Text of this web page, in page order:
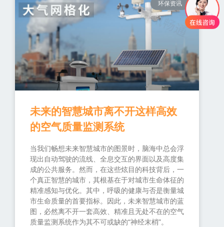
环保资讯
未来的智慧城市离不开这样高效
的空气质量监测系统
当我们畅想未来智慧城市的图景时，脑海中总会浮
现出自动驾驶的流线、全息交互的界面以及高度集
成的公共服务。然而，在这些炫目的科技背后，一
个真正智慧的城市，其根基在于对城市生命体征的
精准感知与优化。其中，呼吸的健康与否是衡量城
市生命质量的首要指标。因此，未来智慧城市的蓝
图，必然离不开一套高效、精准且无处不在的空气
质量监测系统作为其不可或缺的“神经末梢”。